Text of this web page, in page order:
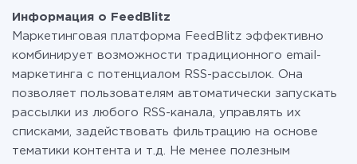
Информация о FeedBlitz
Маркетинговая платформа FeedBlitz эффективно
комбинирует возможности традиционного email-
маркетинга с потенциалом RSS-рассылок. Она
позволяет пользователям автоматически запускать
рассылки из любого RSS-канала, управлять их
списками, задействовать фильтрацию на основе
тематики контента и т.д. Не менее полезным